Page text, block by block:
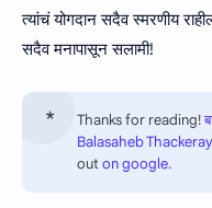
त्यांचं योगदान सदैव स्मरणीय
सदैव मनापासून सलामी!
Thanks for reading!
Balasaheb
outon google.